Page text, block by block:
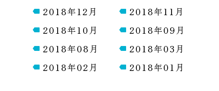
2018年12月
2018年11月
2018年10月
2018年09月
2018年08月
2018年03月
2018年02月
2018年01月